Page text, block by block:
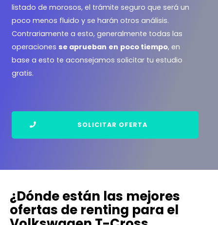
listado de morosos, el trámite seguro que será un
poco menos fluido y se harán otros análisis.
Contrariamente a esto, generalmente todas las
operaciones se aprueban en poco tiempo, en
base a esto te aconsejamos solicitar tu estudio
gratis.
SOLICITAR OFERTA
¿Dónde están las mejores
ofertas de renting para el